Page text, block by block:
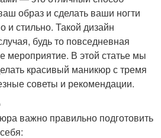
образ и сделать ваши ногти
и стильно. Такой дизайн
будь то повседневная
мероприятие. В этой статье мы
красивый маникюр с тремя
советы и рекомендации.
важно правильно подготовить